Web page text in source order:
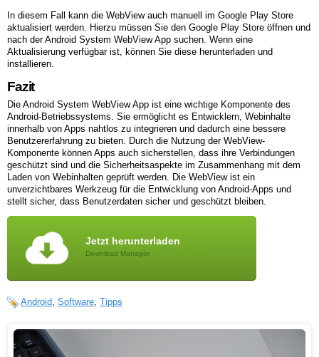
In diesem Fall kann die WebView auch manuell im Google Play Store
aktualisiert werden. Hierzu müssen Sie den Google Play Store öffnen und
nach der Android System WebView App suchen. Wenn eine
Aktualisierung verfügbar ist, können Sie diese herunterladen und
installieren.
Fazit
Die Android System WebView App ist eine wichtige Komponente des
Android-Betriebssystems. Sie ermöglicht es Entwicklern, Webinhalte
innerhalb von Apps nahtlos zu integrieren und dadurch eine bessere
Benutzererfahrung zu bieten. Durch die Nutzung der WebView-
Komponente können Apps auch sicherstellen, dass ihre Verbindungen
geschützt sind und die Sicherheitsaspekte im Zusammenhang mit dem
Laden von Webinhalten geprüft werden. Die WebView ist ein
unverzichtbares Werkzeug für die Entwicklung von Android-Apps und
stellt sicher, dass Benutzerdaten sicher und geschützt bleiben.
Jetzt herunterladen
Download Manager
Android, Software, Tipps